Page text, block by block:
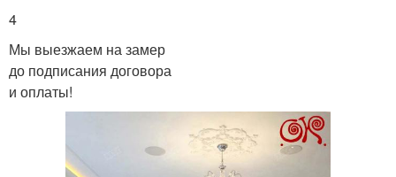
4
Мы выезжаем на замер
до подписания договора
и оплаты!